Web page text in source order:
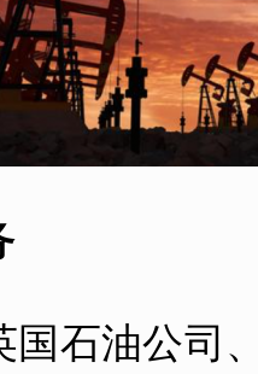
国石油公司